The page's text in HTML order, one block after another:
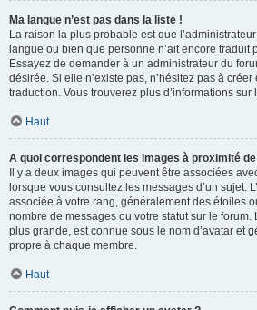
Ma langue n’est pas dans la liste !
La raison la plus probable est que
langue ou bien que personne n’ait encore traduit
Essayez de demander à un administrateur du
désirée. Si elle n’existe pas, n’hésitez pas à
traduction. Vous trouverez plus d’informations sur
Haut
A quoi correspondent les images à proximité
Il y a deux images qui peuvent être associées
lorsque vous consultez les messages d’un sujet.
associée à votre rang, généralement des étoiles
nombre de messages ou votre statut sur le
plus grande, est connue sous le nom d’avatar et
propre à chaque membre.
Haut